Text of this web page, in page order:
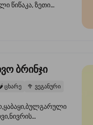
წიწაკა, ზეთი
ბრინჯი
🌶️ ცხარე 🥦 ვეგანური